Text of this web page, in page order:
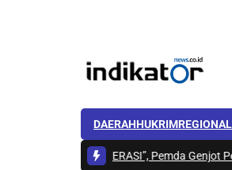
DAERAHHUKRIMREGIONAL
Visi “SERASI”, Pemda Genjot Pencegahan